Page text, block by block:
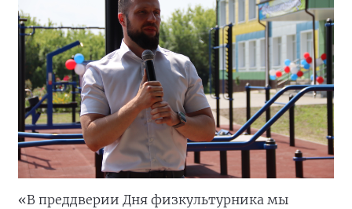
«В преддверии Дня физкультурника мы